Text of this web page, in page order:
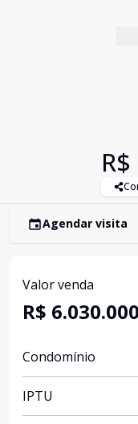
Agendar visita
Valor venda
R$
Condomínio
IPTU